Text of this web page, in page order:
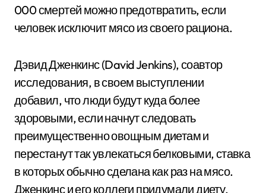
000 смертей можно предотвратить, если
человек исключит мясо из своего рациона.
Дэвид Дженкинс (David Jenkins), соавтор
исследования, в своем выступлении
добавил, что люди будут куда более
здоровыми, если начнут следовать
преимущественно овощным диетам и
перестанут так увлекаться белковыми, ставка
в которых обычно сделана как раз на мясо.
Дженкинс и его коллеги придумали диету,